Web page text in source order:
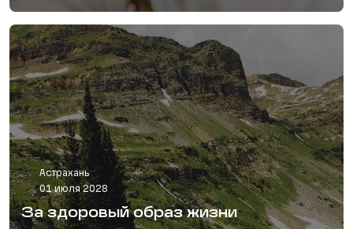
Астрахань
01 июля 2028
За здоровый образ жизни